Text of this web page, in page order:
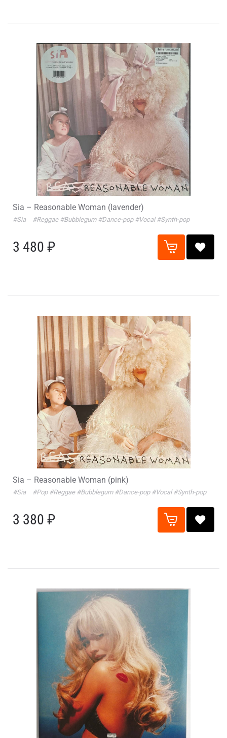
Sia – Reasonable Woman (lavender)
#Sia #Reggae #Bubblegum #Dance-pop #Vocal #Synth-pop
3 480 ₽
Sia – Reasonable Woman (pink)
#Sia #Pop #Reggae #Bubblegum #Dance-pop #Vocal #Synth-pop
3 380 ₽